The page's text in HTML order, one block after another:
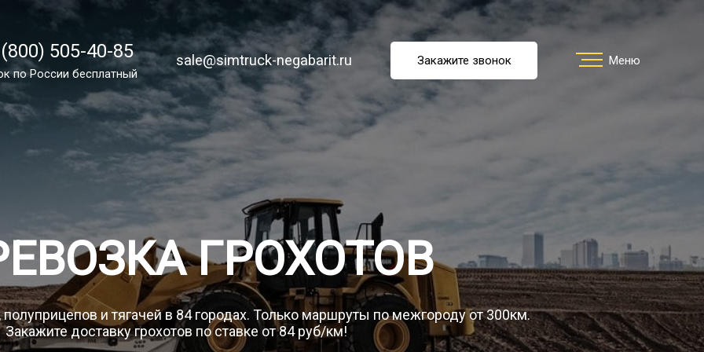
(800) 505-40-85
по РФ бесплатный
sale@simtruck-negabarit.ru Заказать звонок Меню
Заказать перевозку
О компании
Грузы
505-40-85
по России бесплатный
sale@simtruck-negabarit.ru Закажите звонок Меню
ГРОХОТОВ
и тягачей в 84 городах. Только маршруты по межгороду от 300км.
Закажите доставку грохотов по ставке от 84 руб/км!